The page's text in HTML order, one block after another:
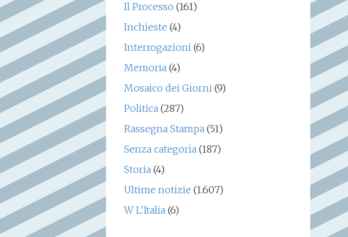
Il Processo (161)
Inchieste (4)
Interrogazioni(6)
Memoria(4)
Mosaico dei Giorni(9)
Politica(287)
Rassegna Stampa(51)
Senza categoria(187)
Storia(4)
Ultime notizie (1.607)
W L'Italia(6)